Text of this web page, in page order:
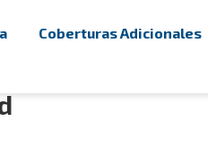
Coberturas Adicionales